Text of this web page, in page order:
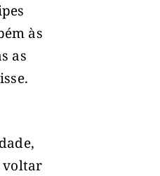
às
as
voltar